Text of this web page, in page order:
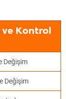
ve Kontrol
Değişim
Değişim